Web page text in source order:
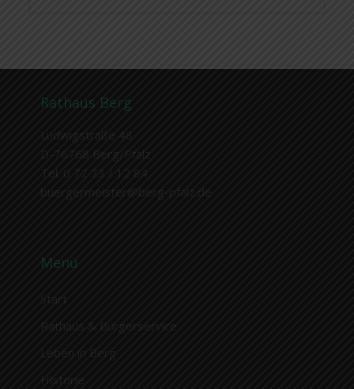
Rathaus Berg
Ludwigstraße 48
D-76768 Berg/Pfalz
Tel. 0 72 73 / 12 84
buergermeister@berg-pfalz.de
Menü
Start
Rathaus & Bürgerservice
Leben in Berg
Historie